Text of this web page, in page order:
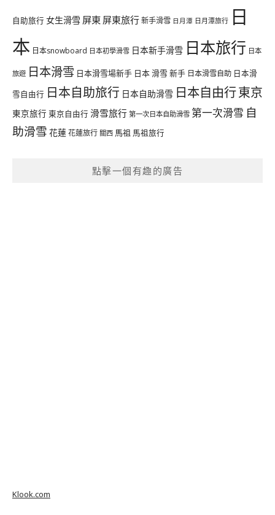
自助旅行 女生滑雪 屏東 屏東旅行新手滑雪 日月潭 日月潭旅行 日
本 日本snowboard 日本初學滑雪 日本新手滑雪 日本旅行 日本
旅遊 日本滑雪 日本滑雪場新手 日本 滑雪 新手 日本滑雪自助 日本滑
雪自由行 日本自助旅行 日本自助滑雪 日本自由行東京
東京旅行 東京自由行 滑雪旅行 第一次日本自助滑雪 第一次滑雪 自
助滑雪 花蓮花蓮旅行 關西 馬祖 馬祖旅行
點擊一個有趣的廣告
Klook.com